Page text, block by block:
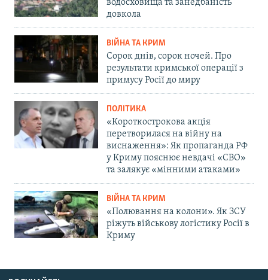
водосховища та занедбаність
довкола
ВІЙНА ТА КРИМ
Сорок днів, сорок ночей. Про
результати кримської операції з
примусу Росії до миру
ПОЛІТИКА
«Короткострокова акція
перетворилася на війну на
виснаження»: Як пропаганда РФ
у Криму пояснює невдачі «СВО»
та залякує «мінними атаками»
ВІЙНА ТА КРИМ
«Полювання на колони». Як ЗСУ
ріжуть військову логістику Росії в
Криму